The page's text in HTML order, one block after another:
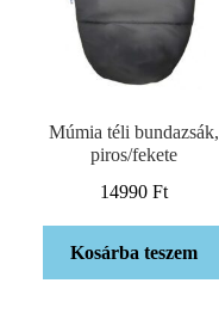
Múmia téli bundazsák,
piros/fekete
14990 Ft
Kosárba teszem